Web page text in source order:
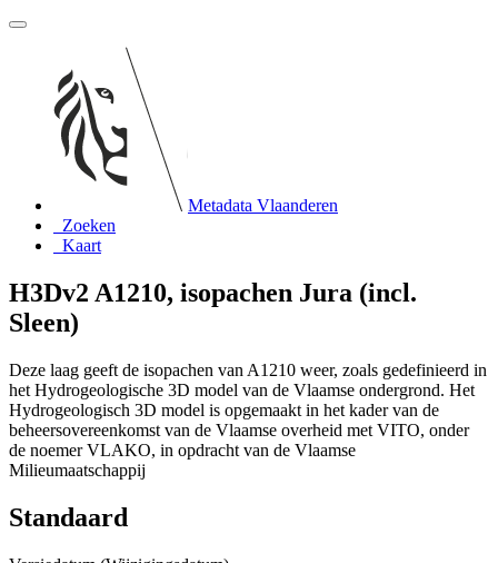
Metadata Vlaanderen
Zoeken
Kaart
H3Dv2 A1210, isopachen Jura (incl.
Sleen)
Deze laag geeft de isopachen van A1210 weer, zoals gedefinieerd in
het Hydrogeologische 3D model van de Vlaamse ondergrond. Het
Hydrogeologisch 3D model is opgemaakt in het kader van de
beheersovereenkomst van de Vlaamse overheid met VITO, onder
de noemer VLAKO, in opdracht van de Vlaamse
Milieumaatschappij
Standaard